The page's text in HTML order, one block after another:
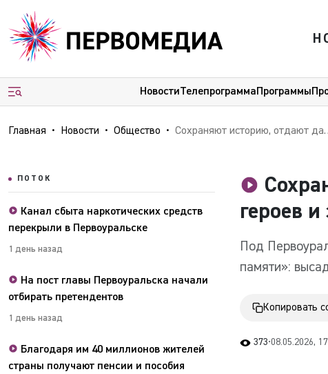
НовостиТелепрограммаПрограммы
Главная Новости Общество Сохраняют историю, отдают дань памяти героев и заботятся об экологии
ПОТОК
Канал сбыта наркотических средств
перекрыли в Первоуральске
1 день назад
На пост главы Первоуральска начали
отбирать претендентов
1 день назад
Благодаря им 40 миллионов жителей
страны получают пенсии и пособия
героев и
Под
памяти»:
Копировать
373•08.05.2026,